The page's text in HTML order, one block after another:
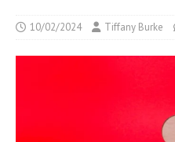
10/02/2024 Tiffany Burke